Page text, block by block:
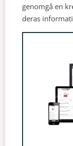
genomgå en
deras